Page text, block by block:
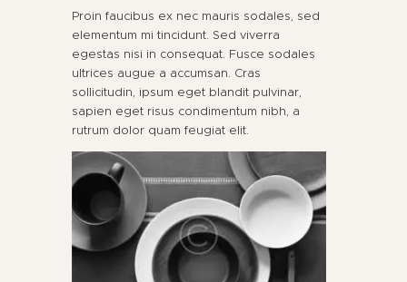
Proin faucibus ex nec mauris sodales, sed
elementum mi tincidunt. Sed viverra
egestas nisi in consequat. Fusce sodales
ultrices augue a accumsan. Cras
sollicitudin, ipsum eget blandit pulvinar,
sapien eget risus condimentum nibh, a
rutrum dolor quam feugiat elit.